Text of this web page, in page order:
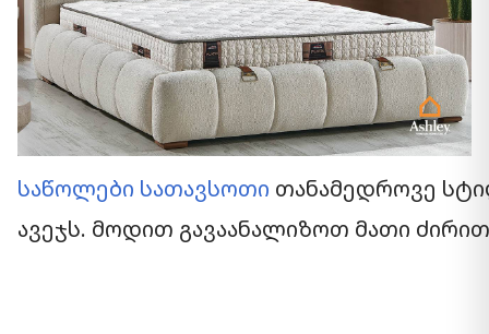
საწოლები სათავსოთი თანამედროვე
ავეჯს. მოდით გავაანალიზოთ მათი